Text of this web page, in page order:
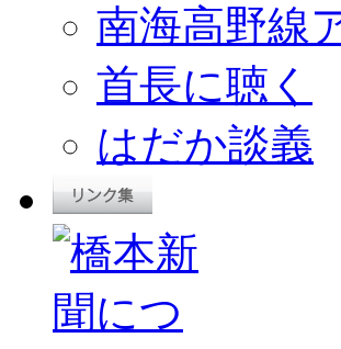
南海高野線
首長に聴く
はだか談義